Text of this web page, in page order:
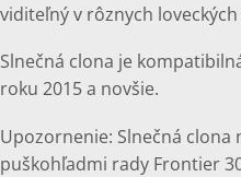
viditeľný v rôznych
Slnečná clona je
roku 2015 a novšie.
Upozornenie: Slnečná clona
puškohľadmi rady Frontier